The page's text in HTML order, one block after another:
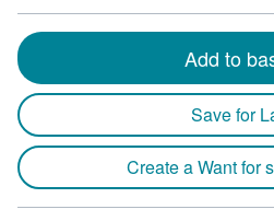
Add to
Save for
Create a Want for